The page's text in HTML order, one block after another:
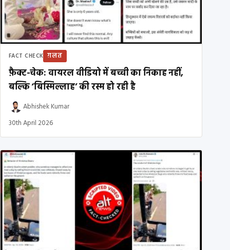
FACT CHECK ग़लत
फ़ैक्ट-चेक: वायरल वीडियो में बच्ची का निकाह नहीं,
बल्कि ‘बिस्मिल्लाह’ की रस्म हो रही है
Abhishek Kumar
30th April 2026